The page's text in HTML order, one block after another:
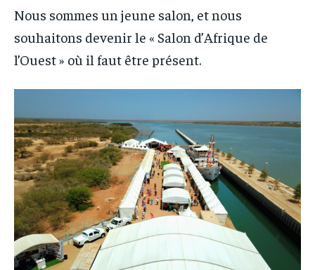
Nous sommes un jeune salon, et nous
souhaitons devenir le « Salon d’Afrique de
l’Ouest » où il faut être présent.